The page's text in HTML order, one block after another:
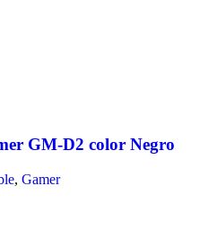
GM-D2 color Negro
, Gamer